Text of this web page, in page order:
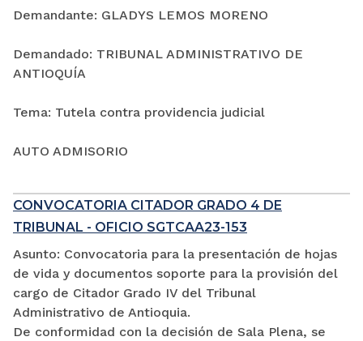
Demandante: GLADYS LEMOS MORENO
Demandado: TRIBUNAL ADMINISTRATIVO DE
ANTIOQUÍA
Tema: Tutela contra providencia judicial
AUTO ADMISORIO
CONVOCATORIA CITADOR GRADO 4 DE
TRIBUNAL - OFICIO SGTCAA23-153
Asunto: Convocatoria para la presentación de hojas
de vida y documentos soporte para la provisión del
cargo de Citador Grado IV del Tribunal
Administrativo de Antioquia.
De conformidad con la decisión de Sala Plena, se